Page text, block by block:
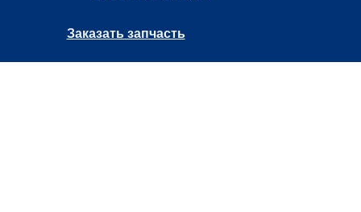
Заказать запчасть